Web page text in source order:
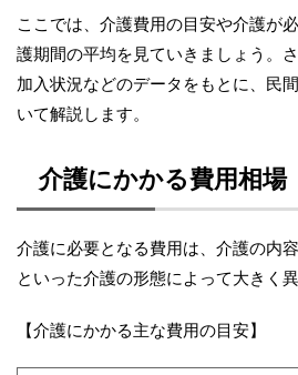
ここでは、介護費用の目安や介護が
護期間の平均を見ていきましょう。
加入状況などのデータをもとに、民
いて解説します。
介護にかかる費用相場
介護に必要となる費用は、介護の内
といった介護の形態によって大きく異
【介護にかかる主な費用の目安】